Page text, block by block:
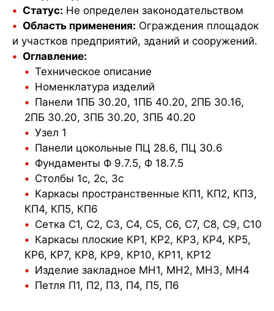
Статус: Не определен законодательством
Область применения: Ограждения площадок
и участков предприятий, зданий и сооружений.
Оглавление:
Техническое описание
Номенклатура изделий
Панели 1ПБ 30.20, 1ПБ 40.20, 2ПБ 30.16,
2ПБ 30.20, 3ПБ 30.20, 3ПБ 40.20
Узел 1
Панели цокольные ПЦ 28.6, ПЦ 30.6
Фундаменты Ф 9.7.5, Ф 18.7.5
Столбы 1с, 2с, 3с
Каркасы пространственные КП1, КП2, КП3,
КП4, КП5, КП6
Сетка С1, С2, С3, С4, С5, С6, С7, С8, С9, С10
Каркасы плоские КР1, КР2, КР3, КР4, КР5,
КР6, КР7, КР8, КР9, КР10, КР11, КР12
Изделие закладное МН1, МН2, МН3, МН4
Петля П1, П2, П3, П4, П5, П6